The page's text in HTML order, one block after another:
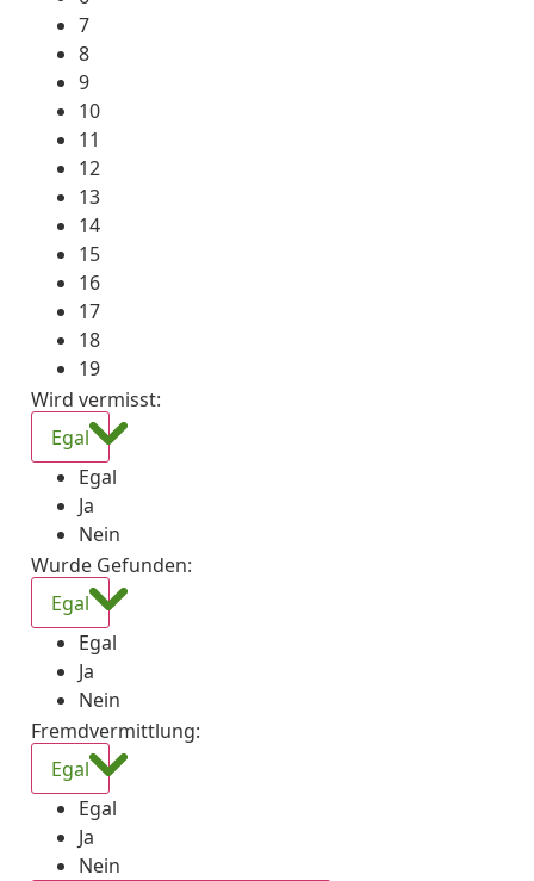
7
8
9
10
11
12
13
14
15
16
17
18
19
Wird vermisst:
Egal
Egal
Ja
Nein
Wurde Gefunden:
Egal
Egal
Ja
Nein
Fremdvermittlung:
Egal
Egal
Ja
Nein